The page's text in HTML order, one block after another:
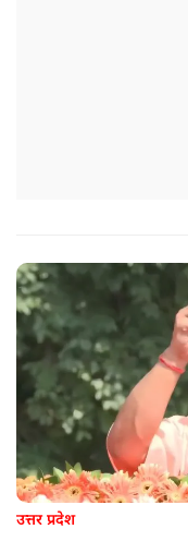
उत्तर प्रदेश